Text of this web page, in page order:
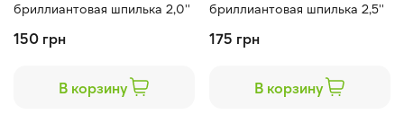
бриллиантовая шпилька 2,0''
150 грн
В корзину
бриллиантовая шпилька 2,5''
175 грн
В корзину